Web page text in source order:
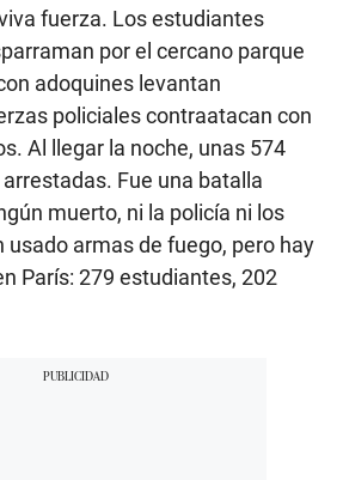
fuerza. Los estudiantes
por el cercano parque
adoquines levantan
policiales contraatacan con
Al llegar la noche, unas 574
Fue una batalla
muerto, ni la policía ni los
armas de fuego, pero hay
París: 279 estudiantes, 202